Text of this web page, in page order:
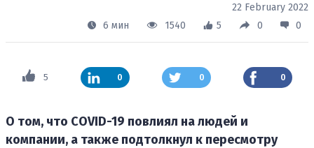
22 February 2022
6 мин
1540 5 0 0
5 0 0 0
О том, что COVID-19 повлиял на людей и
компании, а также подтолкнул к пересмотру